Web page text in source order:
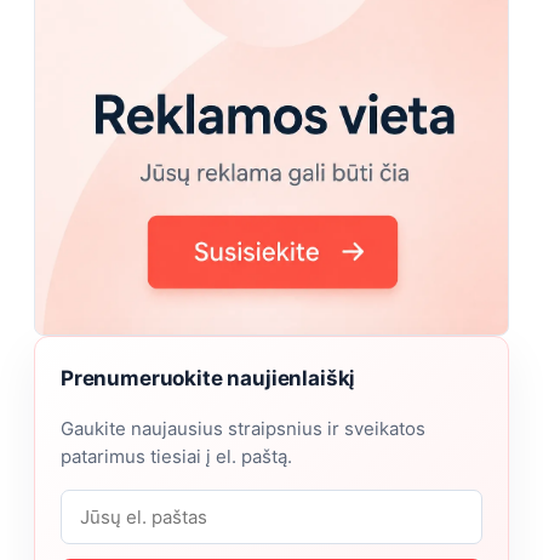
Prenumeruokite naujienlaiškį
Gaukite naujausius straipsnius ir sveikatos
patarimus tiesiai į el. paštą.